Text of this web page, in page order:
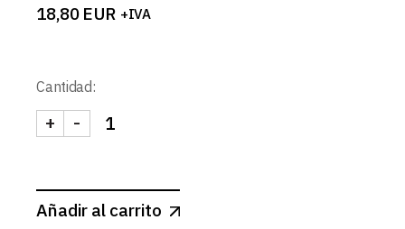
18,80 EUR +IVA
Cantidad:
TIRA 12V BASIC 14,4W/m 60LED/m SMD5050
-
+
Añadir al carrito